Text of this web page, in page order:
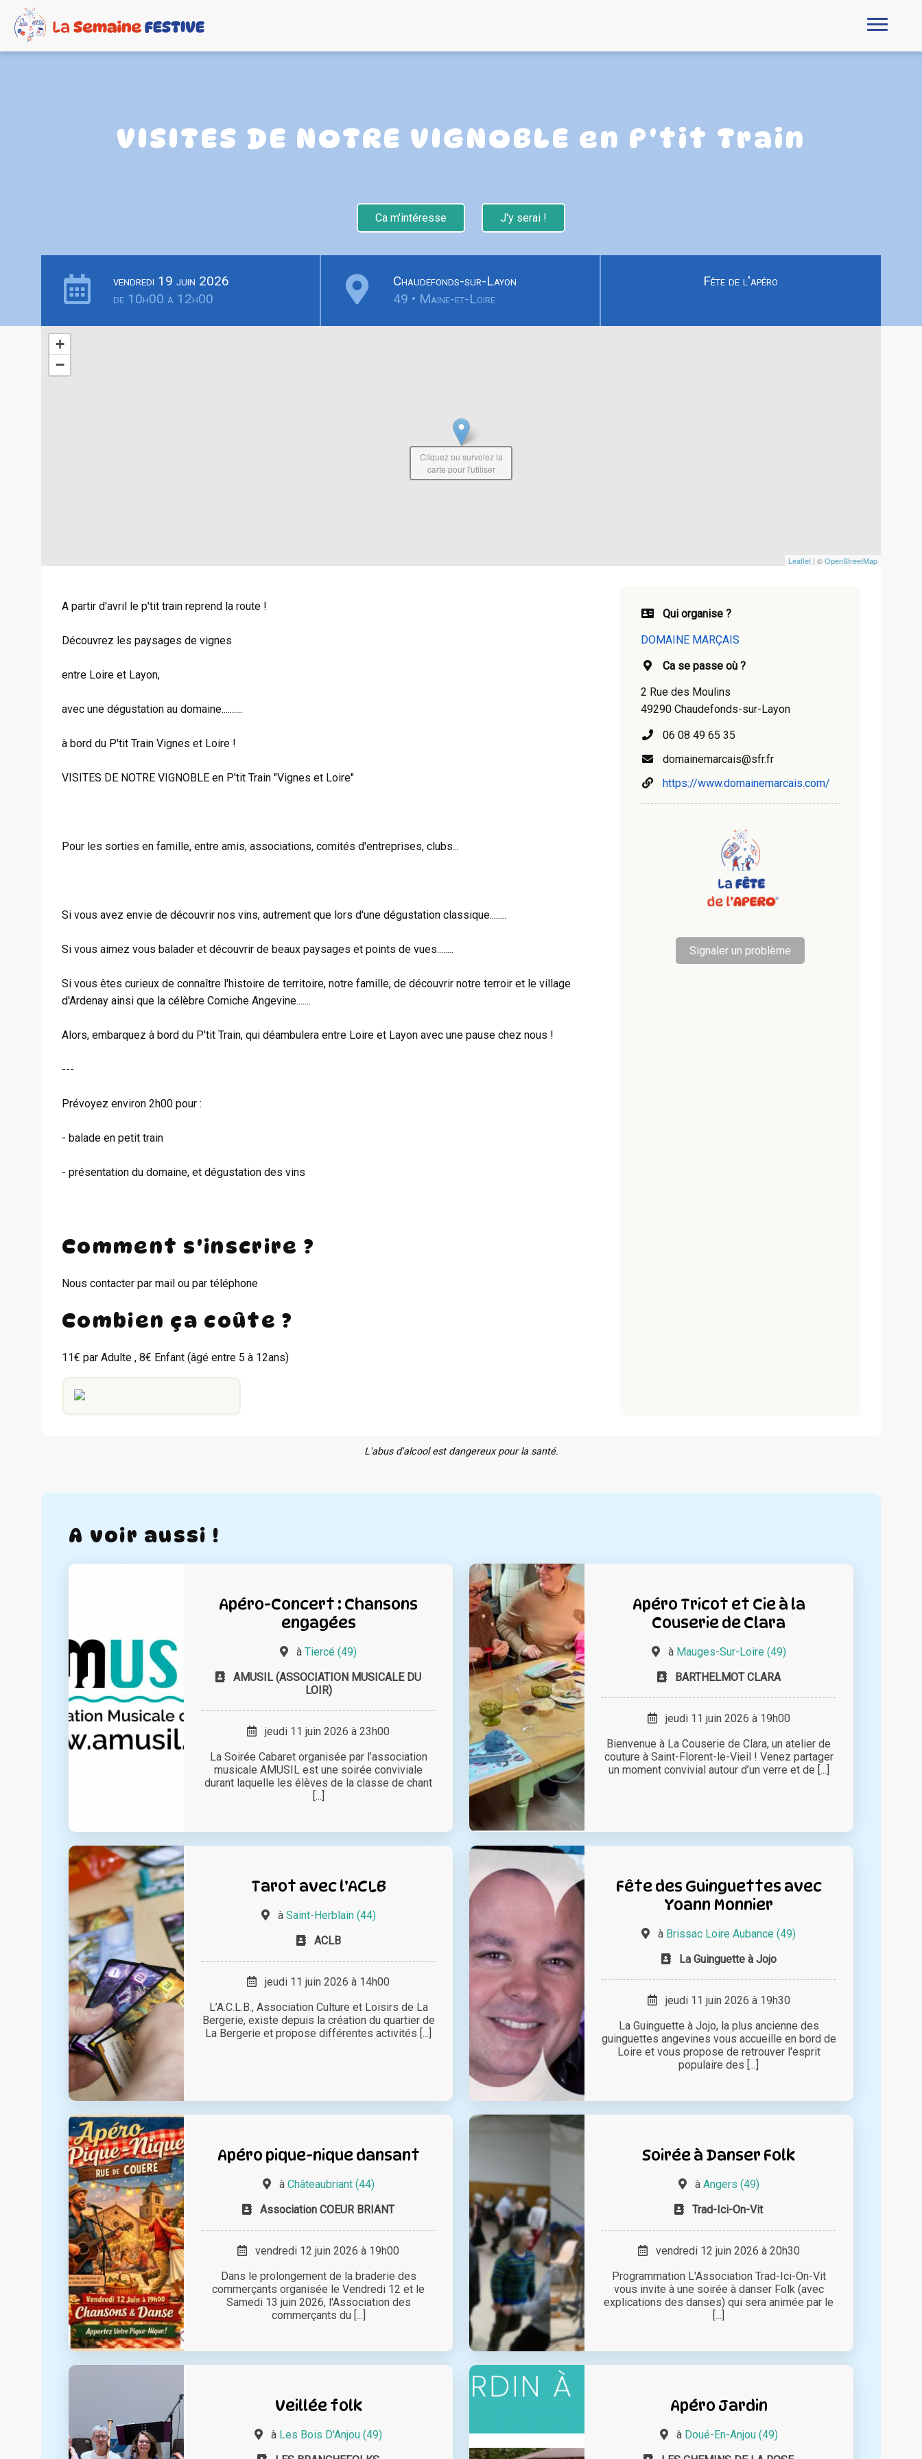
VISITES DE NOTRE VIGNOBLE en P'tit Train
Ca m'intéresse J'y serai !
vendredi 19 juin 2026
de 10h00 à 12h00
Chaudefonds-sur-Layon
49 • Maine-et-Loire
Fête de l'apéro
+
−
Leaflet | ©OpenStreetMap
Cliquez ou survolez la
carte pour l'utiliser
A partir d'avril le p'tit train reprend la route !
Découvrez les paysages de vignes
entre Loire et Layon,
avec une dégustation au domaine..........
à bord du P'tit Train Vignes et Loire !
VISITES DE NOTRE VIGNOBLE en P'tit Train "Vignes et Loire"
Pour les sorties en famille, entre amis, associations, comités d'entreprises, clubs...
Si vous avez envie de découvrir nos vins, autrement que lors d'une dégustation classique........
Si vous aimez vous balader et découvrir de beaux paysages et points de vues........
Si vous êtes curieux de connaître l'histoire de territoire, notre famille, de découvrir notre terroir et le village
d'Ardenay ainsi que la célèbre Corniche Angevine.......
Alors, embarquez à bord du P'tit Train, qui déambulera entre Loire et Layon avec une pause chez nous !
​---
Prévoyez environ 2h00 pour :
- balade en petit train
- présentation du domaine, et dégustation des vins
Comment s'inscrire ?
Nous contacter par mail ou par téléphone
Combien ça coûte ?
11€ par Adulte , 8€ Enfant (âgé entre 5 à 12ans)
Qui organise ?
DOMAINE MARÇAIS
Ca se passe où ?
2 Rue des Moulins
49290 Chaudefonds-sur-Layon
06 08 49 65 35
domainemarcais@sfr.fr
https://www.domainemarcais.com/
Signaler un problème
L'abus d'alcool est dangereux pour la santé.
A voir aussi !
Apéro-Concert : Chansons
engagées
àTiercé (49)
AMUSIL (ASSOCIATION MUSICALE DU
LOIR)
jeudi 11 juin 2026 à 23h00
La Soirée Cabaret organisée par l’association
musicale AMUSIL est une soirée conviviale
durant laquelle les élèves de la classe de chant
[...]
Apéro Tricot et Cie à la
Couserie de Clara
à Mauges-Sur-Loire (49)
BARTHELMOT CLARA
jeudi 11 juin 2026 à 19h00
Bienvenue à La Couserie de Clara, un atelier de
couture à Saint-Florent-le-Vieil ! Venez partager
un moment convivial autour d’un verre et de [...]
Tarot avec l’ACLB
à Saint-Herblain (44)
ACLB
jeudi 11 juin 2026 à 14h00
L’A.C.L.B., Association Culture et Loisirs de La
Bergerie, existe depuis la création du quartier de
La Bergerie et propose différentes activités [...]
Fête des Guinguettes avec
Yoann Monnier
à Brissac Loire Aubance (49)
La Guinguette à Jojo
jeudi 11 juin 2026 à 19h30
La Guinguette à Jojo, la plus ancienne des
guinguettes angevines vous accueille en bord de
Loire et vous propose de retrouver l'esprit
populaire des [...]
Apéro pique-nique dansant
à Châteaubriant (44)
Association COEUR BRIANT
vendredi 12 juin 2026 à 19h00
Dans le prolongement de la braderie des
commerçants organisée le Vendredi 12 et le
Samedi 13 juin 2026, l'Association des
commerçants du [...]
Soirée à Danser Folk
à Angers (49)
Trad-Ici-On-Vit
vendredi 12 juin 2026 à 20h30
Programmation L'Association Trad-Ici-On-Vit
vous invite à une soirée à danser Folk (avec
explications des danses) qui sera animée par le
[...]
Veillée folk
à Les Bois D'Anjou (49)
Apéro Jardin
à Doué-En-Anjou (49)